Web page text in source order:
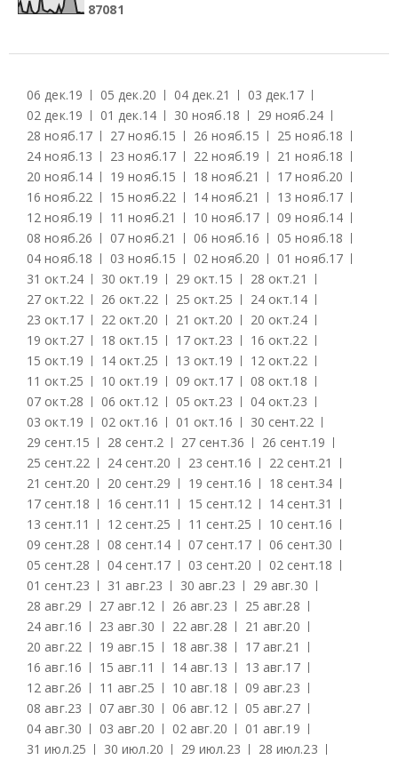
87081
06 дек.19 05 дек.20 04 дек.21 03 дек.17
02 дек.19 01 дек.14 30 нояб.18 29 нояб.24
28 нояб.17 27 нояб.15 26 нояб.15 25 нояб.18
24 нояб.13 23 нояб.17 22 нояб.19 21 нояб.18
20 нояб.14 19 нояб.15 18 нояб.21 17 нояб.20
16 нояб.22 15 нояб.22 14 нояб.21 13 нояб.17
12 нояб.19 11 нояб.21 10 нояб.17 09 нояб.14
08 нояб.26 07 нояб.21 06 нояб.16 05 нояб.18
04 нояб.18 03 нояб.15 02 нояб.20 01 нояб.17
31 окт.24 30 окт.19 29 окт.15 28 окт.21
27 окт.22 26 окт.22 25 окт.25 24 окт.14
23 окт.17 22 окт.20 21 окт.20 20 окт.24
19 окт.27 18 окт.15 17 окт.23 16 окт.22
15 окт.19 14 окт.25 13 окт.19 12 окт.22
11 окт.25 10 окт.19 09 окт.17 08 окт.18
07 окт.28 06 окт.12 05 окт.23 04 окт.23
03 окт.19 02 окт.16 01 окт.16 30 сент.22
29 сент.15 28 сент.2 27 сент.36 26 сент.19
25 сент.22 24 сент.20 23 сент.16 22 сент.21
21 сент.20 20 сент.29 19 сент.16 18 сент.34
17 сент.18 16 сент.11 15 сент.12 14 сент.31
13 сент.11 12 сент.25 11 сент.25 10 сент.16
09 сент.28 08 сент.14 07 сент.17 06 сент.30
05 сент.28 04 сент.17 03 сент.20 02 сент.18
01 сент.23 31 авг.23 30 авг.23 29 авг.30
28 авг.29 27 авг.12 26 авг.23 25 авг.28
24 авг.16 23 авг.30 22 авг.28 21 авг.20
20 авг.22 19 авг.15 18 авг.38 17 авг.21
16 авг.16 15 авг.11 14 авг.13 13 авг.17
12 авг.26 11 авг.25 10 авг.18 09 авг.23
08 авг.23 07 авг.30 06 авг.12 05 авг.27
04 авг.30 03 авг.20 02 авг.20 01 авг.19
31 июл.25 30 июл.20 29 июл.23 28 июл.23